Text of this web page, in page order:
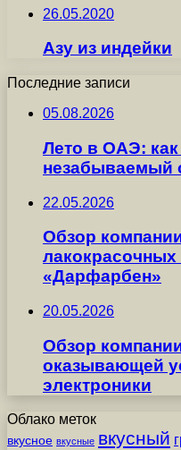
26.05.2020
Азу из индейки
Последние записи
05.08.2026
Лето в ОАЭ: как
незабываемый
22.05.2026
Обзор
«Дарфарбен»
20.05.2026
Обзор
оказывающей
электроники
Облако меток
вкусное вкусные вкусный